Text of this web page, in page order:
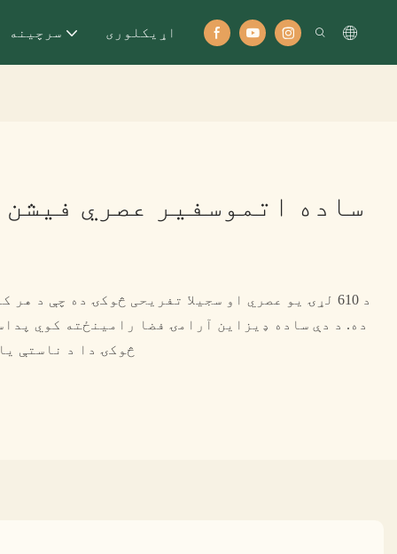
سرچینه اړيکلوری
ساده اتموسفیر عصري
د 610 لړۍ یو عصري او سجیلا تفریحی څوکۍ ده چې د
ده. د دې ساده ډیزاین آرامۍ فضا رامینځته کوي
څوکۍ دا د ناستې